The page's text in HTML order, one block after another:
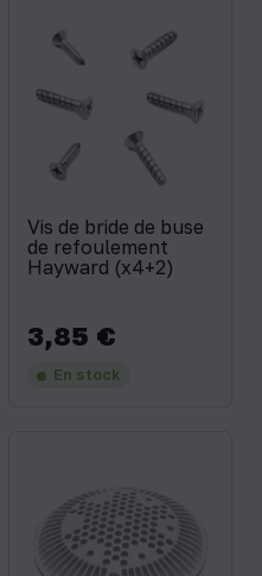
Vis de bride de buse
de refoulement
Hayward (x4+2)
Prix
3,85 €
En stock